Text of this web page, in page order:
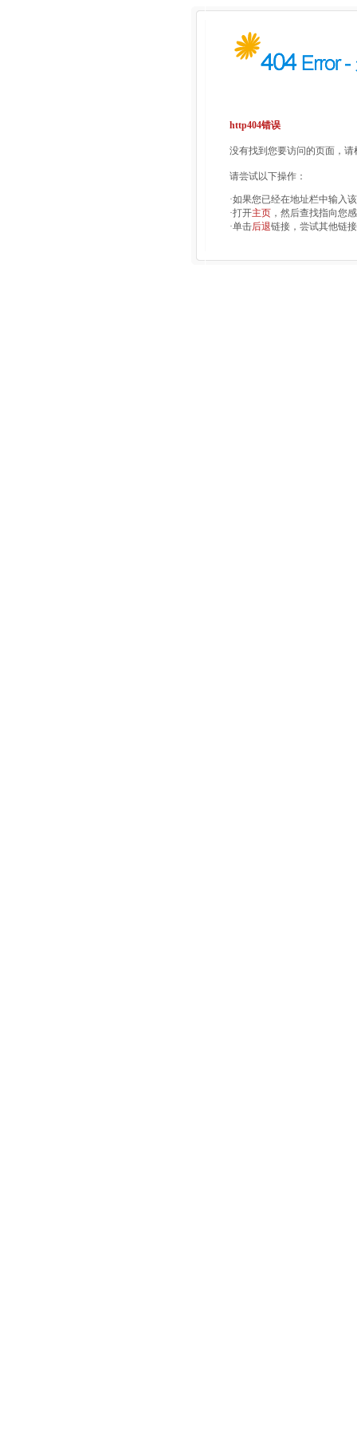
http404错误
没有找到您要访问的页面，
请尝试以下操作：
·如果您已经在地址栏中输入
·打开主页 ，然后查找指向您
·单击后退链接，尝试其他链